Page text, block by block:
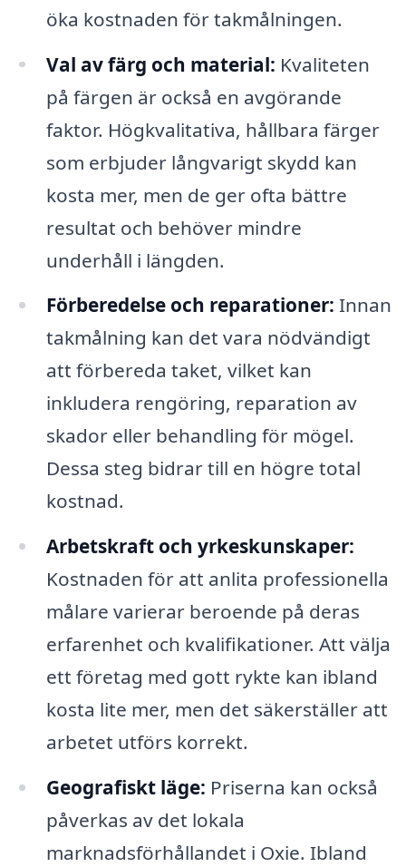
öka kostnaden för takmålningen.
Val av färg och material: Kvaliteten
på färgen är också en avgörande
faktor. Högkvalitativa, hållbara färger
som erbjuder långvarigt skydd kan
kosta mer, men de ger ofta bättre
resultat och behöver mindre
underhåll i längden.
Förberedelse och reparationer: Innan
takmålning kan det vara nödvändigt
att förbereda taket, vilket kan
inkludera rengöring, reparation av
skador eller behandling för mögel.
Dessa steg bidrar till en högre total
kostnad.
Arbetskraft och yrkeskunskaper:
Kostnaden för att anlita professionella
målare varierar beroende på deras
erfarenhet och kvalifikationer. Att välja
ett företag med gott rykte kan ibland
kosta lite mer, men det säkerställer att
arbetet utförs korrekt.
Geografiskt läge: Priserna kan också
påverkas av det lokala
marknadsförhållandet i Oxie. Ibland